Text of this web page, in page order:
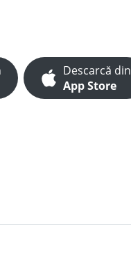
Descarcă din
App Store